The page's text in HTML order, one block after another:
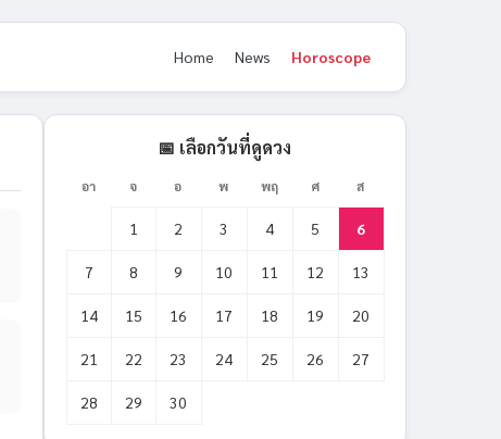
Home News Horoscope
📅 เลือกวันที่ดูดวง
อา จ อ พ พฤ ศ ส
1 2 3 4 5 6
7 8 9 10 11 12 13
14 15 16 17 18 19 20
21 22 23 24 25 26 27
28 29 30